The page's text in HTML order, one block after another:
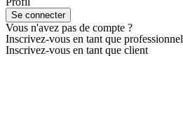
Se connecter
Vous n'avez pas de compte ?
Inscrivez-vous en tant que professionnel
Inscrivez-vous en tant que client